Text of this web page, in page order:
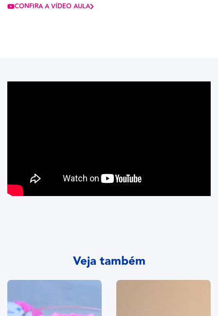
CONFIRA A VÍDEO AULA
Veja também